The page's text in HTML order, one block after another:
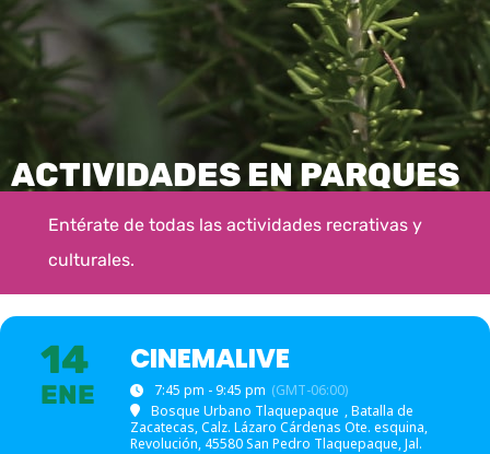
ACTIVIDADES EN PARQUES
Entérate de todas las actividades recrativas y
culturales.
14
ENE
CINEMALIVE
7:45 pm - 9:45 pm (GMT-06:00)
Bosque Urbano Tlaquepaque , Batalla de
Zacatecas, Calz. Lázaro Cárdenas Ote. esquina,
Revolución, 45580 San Pedro Tlaquepaque, Jal.